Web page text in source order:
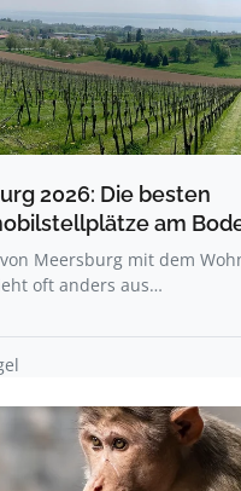
2026: Die besten
am
Meersburg mit dem
oft anders aus…